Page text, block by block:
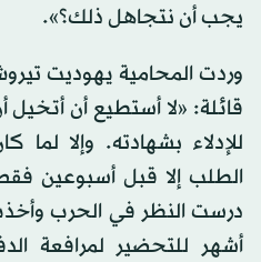
يجب أن نتجاهل ذلك؟».
وردت المحامية يهوديت
قائلة: «لا أستطيع أن أتخيل
للإدلاء بشهادته. وإلا
الطلب إلا قبل أسبوعين
أشهر للتحضير لمرافعة